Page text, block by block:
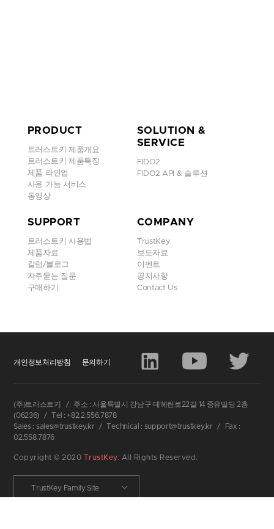
PRODUCT
트러스트키 제품개요
트러스트키 제품특징
제품 라인업
사용 가능 서비스
동영상
SOLUTION &
SERVICE
FIDO2
FIDO2 API & 솔루션
SUPPORT
트러스트키 사용법
제품자료
칼럼/블로그
자주묻는 질문
구매하기
COMPANY
TrustKey
보도자료
이벤트
공지사항
Contact Us
개인정보처리방침 문의하기
(주)트러스트키 /
주소 : 서울특별시 강남구 테헤란로22길 14 중유빌딩 2층
(06236)
/
Tel : +82.2.556.7878
Sales : sales@trustkey.kr
/ Technical : support@trustkey.kr /
Fax :
02.558.7876
Copyright © 2020 TrustKey. All Rights Reserved.
TrustKey Family Site